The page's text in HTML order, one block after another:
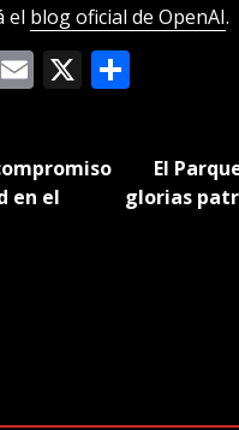
el blog oficial de OpenAI.
Email
X
en el
El
glorias